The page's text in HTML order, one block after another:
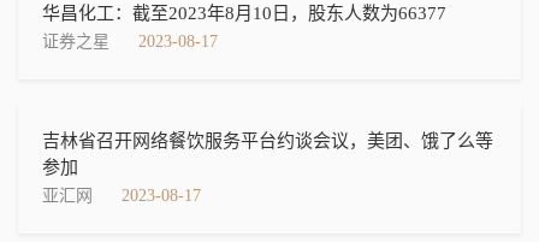
华昌化工：截至2023年8月10日，股东人数为66377
证券之星 2023-08-17
吉林省召开网络餐饮服务平台约谈会议，美团、饿了么等
参加
亚汇网 2023-08-17